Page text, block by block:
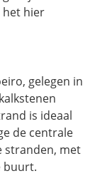
het hier
gelegen in
is ideaal
de centrale
stranden, met
buurt.